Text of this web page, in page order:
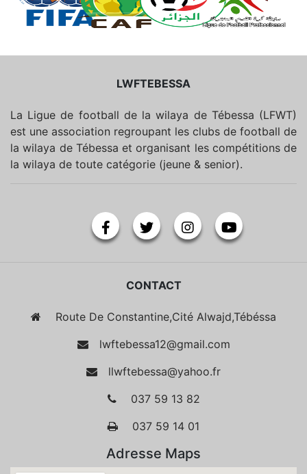
LWFTEBESSA
La Ligue de football de la wilaya de Tébessa (LFWT)
est une association regroupant les clubs de football de
la wilaya de Tébessa et organisant les compétitions de
la wilaya de toute catégorie (jeune & senior).
CONTACT
Route De Constantine,Cité Alwajd,Tébéssa
lwftebessa12@gmail.com
llwftebessa@yahoo.fr
037 59 13 82
037 59 14 01
Adresse Maps